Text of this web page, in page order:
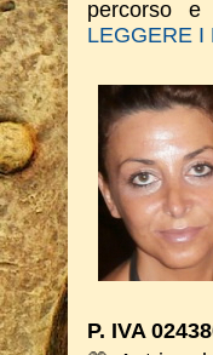
percorso
LEGGERE I
P. IVA